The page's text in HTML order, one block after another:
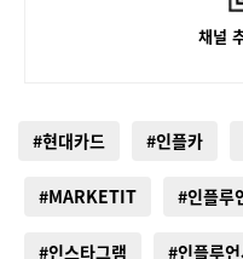
채널
#현대카드 #인플카
#MARKETIT #인플루
#인스타그램 #인플루